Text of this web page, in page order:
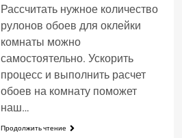
Рассчитать нужное количество
рулонов обоев для оклейки
комнаты можно
самостоятельно. Ускорить
процесс и выполнить расчет
обоев на комнату поможет
наш…
Продолжить чтение